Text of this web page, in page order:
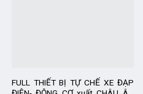
FULL THIẾT BỊ TỰ CHẾ XE ĐẠP